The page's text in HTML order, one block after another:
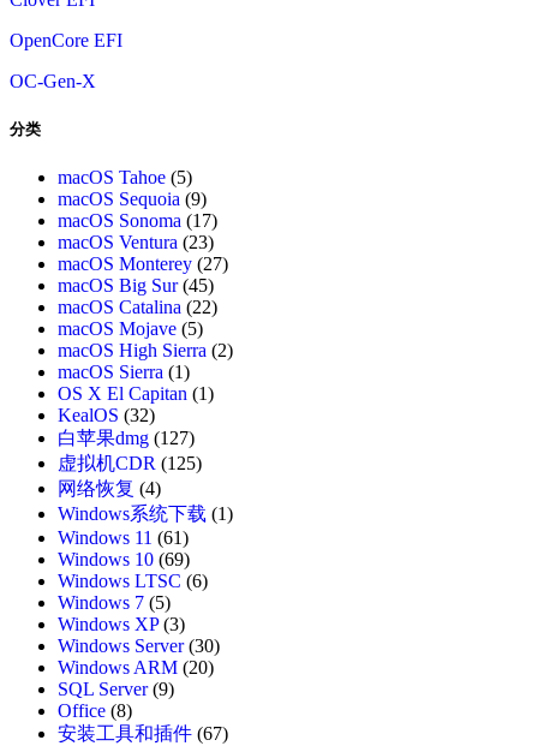
OpenCore EFI
OC-Gen-X
分类
macOS Tahoe (5)
macOS Sequoia (9)
macOS Sonoma (17)
macOS Ventura (23)
macOS Monterey (27)
macOS Big Sur(45)
macOS Catalina (22)
macOS Mojave (5)
macOS High Sierra (2)
macOS Sierra (1)
OS X El Capitan (1)
KealOS (32)
白苹果dmg (127)
虚拟机CDR (125)
网络恢复 (4)
Windows系统下载 (1)
Windows 11 (61)
Windows 10 (69)
Windows LTSC (6)
Windows 7 (5)
Windows XP(3)
Windows Server(30)
Windows ARM (20)
SQL Server(9)
Office (8)
安装工具和插件 (67)